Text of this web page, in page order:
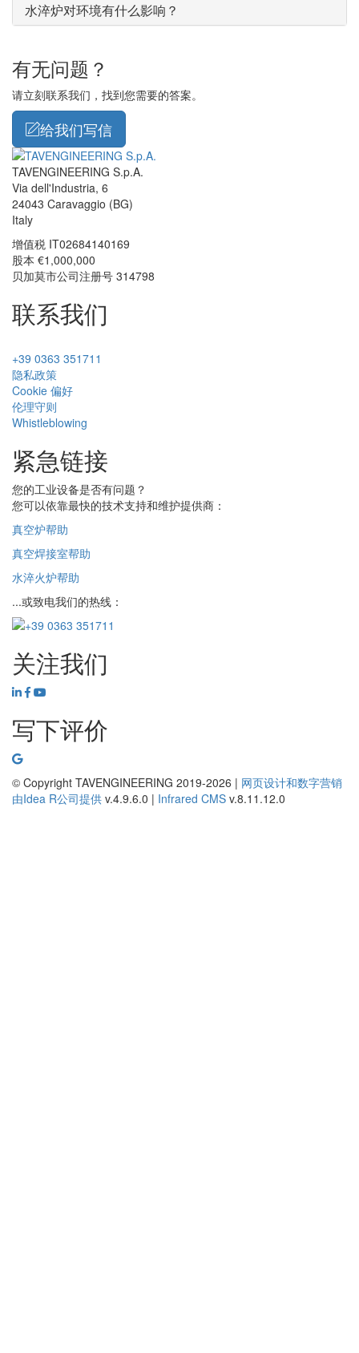
水淬炉对环境有什么影响？
有无问题？
请立刻联系我们，找到您需要的答案。
给我们写信
TAVENGINEERING S.p.A.
Via dell'Industria, 6
24043 Caravaggio (BG)
Italy
增值税 IT02684140169
股本 €1,000,000
贝加莫市公司注册号 314798
联系我们
+39 0363 351711
隐私政策
Cookie 偏好
伦理守则
Whistleblowing
紧急链接
您的工业设备是否有问题？
您可以依靠最快的技术支持和维护提供商：
真空炉帮助
真空焊接室帮助
水淬火炉帮助
...或致电我们的热线：
关注我们
写下评价
© Copyright TAVENGINEERING 2019-2026 | 网页设计和数字营销
由Idea R公司提供 v.4.9.6.0 | Infrared CMS v.8.11.12.0